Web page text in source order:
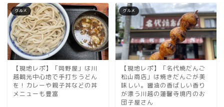
グルメ
【現地レポ】「岡野屋」は川
越観光中心地で手打ちうどん
を！カレーや親子丼などの丼
メニューも豊富
グルメ
【現地レポ】「名代焼だんご
松山商店」は焼きだんごが美
味しい。醤油の香ばしい香り
が漂う川越の蓮馨寺境内のお
団子屋さん